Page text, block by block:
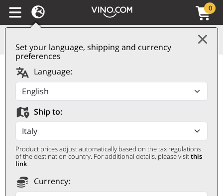
Set your language, shipping and currency
preferences
Language:
Ship to:
Product prices adjust automatically based on the tax regulations
of the destination country. For additional details, please visitthis
link.
Currency:
0
Carmignano DOCG
Villa di Capezzana 2021
Tenuta di Capezzana
TENUTA DI CAPEZZANA
0,75 ℓ